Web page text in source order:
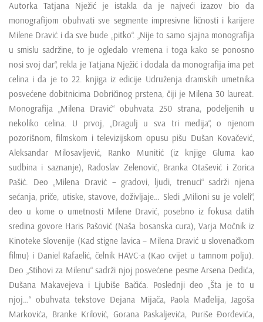
Autorka Tatjana Nježić je istakla da je najveći izazov bio da
monografijom obuhvati sve segmente impresivne ličnosti i karijere
Milene Dravić i da sve bude „pitko“. „Nije to samo sjajna monografija
u smislu sadržine, to je ogledalo vremena i toga kako se ponosno
nosi svoj dar“, rekla je Tatjana Nježić i dodala da monografija ima pet
celina i da je to 22. knjiga iz edicije Udruženja dramskih umetnika
posvećene dobitnicima Dobričinog prstena, čiji je Milena 30 laureat.
Monografija „Milena Dravić“ obuhvata 250 strana, podeljenih u
nekoliko celina. U prvoj, „Dragulj u sva tri medija“, o njenom
pozorišnom, filmskom i televizijskom opusu pišu Dušan Kovačević,
Aleksandar Milosavljević, Ranko Munitić (iz knjige Gluma kao
sudbina i saznanje), Radoslav Zelenović, Branka Otašević i Zorica
Pašić. Deo „Milena Dravić – gradovi, ljudi, trenuci“ sadrži njena
sećanja, priče, utiske, stavove, doživljaje… Sledi „Milioni su je voleli“,
deo u kome o umetnosti Milene Dravić, posebno iz fokusa datih
sredina govore Haris Pašović (Naša bosanska cura), Varja Močnik iz
Kinoteke Slovenije (Kad stigne lavica – Milena Dravić u slovenačkom
filmu) i Daniel Rafaelić, čelnik HAVC-a (Kao cvijet u tamnom polju).
Deo „Stihovi za Milenu“ sadrži njoj posvećene pesme Arsena Dedića,
Dušana Makavejeva i Ljubiše Bačića. Poslednji deo „Šta je to u
njoj…“ obuhvata tekstove Dejana Mijača, Paola Mađelija, Jagoša
Markovića, Branke Krilović, Gorana Paskaljevića, Puriše Đorđevića,